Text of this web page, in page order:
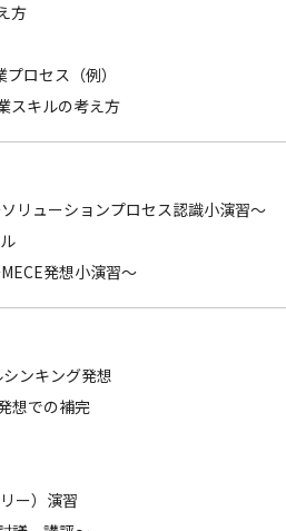
方
ロセス（例）
スキルの考え方
リューションプロセス認識小演習～
発想小演習～
ンキング発想
想での補完
ー）演習